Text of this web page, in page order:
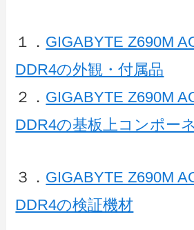
１． GIGABYTE Z690M
DDR4の外観・付属品
２． GIGABYTE Z690M
DDR4の基板上コンポー
３． GIGABYTE Z690M
DDR4の検証機材